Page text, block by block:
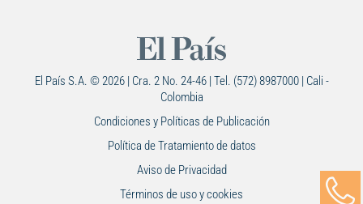
El País S.A. © 2026 | Cra. 2 No. 24-46 | Tel. (572) 8987000 | Cali -
Colombia
Condiciones y Políticas de Publicación
Política de Tratamiento de datos
Aviso de Privacidad
Términos de uso y cookies